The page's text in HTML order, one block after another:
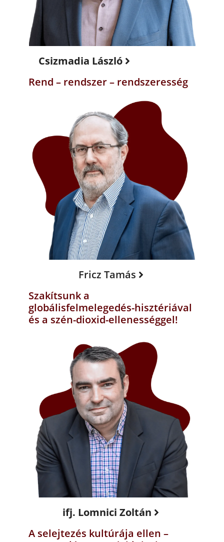
Csizmadia László
Rend – rendszer – rendszeresség
Fricz Tamás
Szakítsunk a
globálisfelmelegedés-hisztériával
és a szén-dioxid-ellenességgel!
ifj. Lomnici Zoltán
A selejtezés kultúrája ellen –